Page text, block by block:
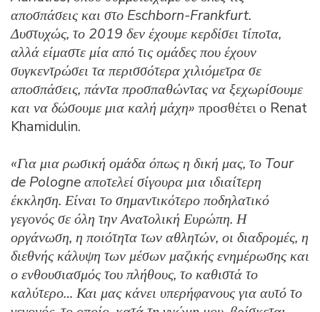
αποσπάσεις και στο Eschborn-Frankfurt.
Δυστυχώς, το 2019 δεν έχουμε κερδίσει τίποτα,
αλλά είμαστε μία από τις ομάδες που έχουν
συγκεντρώσει τα περισσότερα χιλιόμετρα σε
αποσπάσεις, πάντα προσπαθώντας να ξεχωρίσουμε
και να δώσουμε μια καλή μάχη» προσθέτει ο Renat
Khamidulin.
«Για μια ρωσική ομάδα όπως η δική μας, το Tour
de Pologne αποτελεί σίγουρα μια ιδιαίτερη
έκκληση. Είναι το σημαντικότερο ποδηλατικό
γεγονός σε όλη την Ανατολική Ευρώπη. Η
οργάνωση, η ποιότητα των αθλητών, οι διαδρομές, η
διεθνής κάλυψη των μέσων μαζικής ενημέρωσης και
ο ενθουσιασμός του πλήθους, το καθιστά το
καλύτερο… Και μας κάνει υπερήφανους για αυτό το